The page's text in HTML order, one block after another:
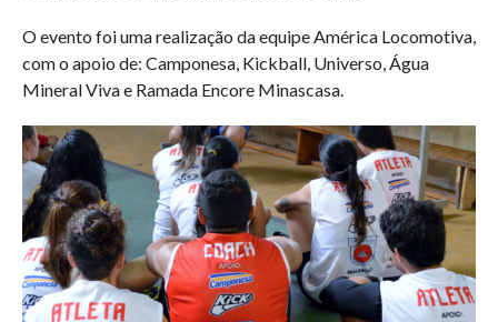
O evento foi uma realização da equipe América Locomotiva,
com o apoio de: Camponesa, Kickball, Universo, Água
Mineral Viva e Ramada Encore Minascasa.